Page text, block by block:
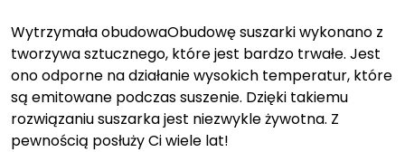
Wytrzymała obudowaObudowę suszarki wykonano z
tworzywa sztucznego, które jest bardzo trwałe. Jest
ono odporne na działanie wysokich temperatur, które
są emitowane podczas suszenie. Dzięki takiemu
rozwiązaniu suszarka jest niezwykle żywotna. Z
pewnością posłuży Ci wiele lat!